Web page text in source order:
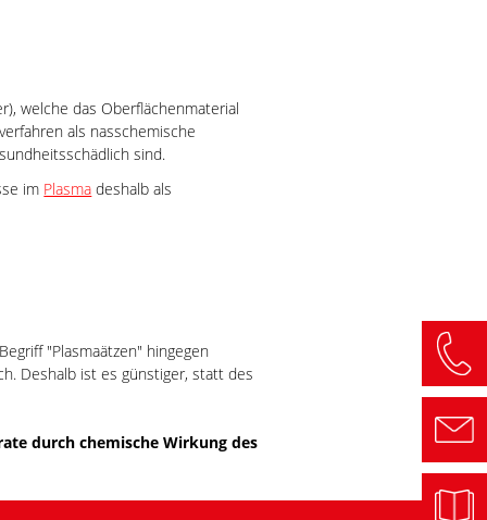
welche das Oberflächenmaterial
als nasschemische
sind.
im Plasma deshalb als
"Plasmaätzen" hingegen
Deshalb ist es günstiger, statt des
durch chemische Wirkung des